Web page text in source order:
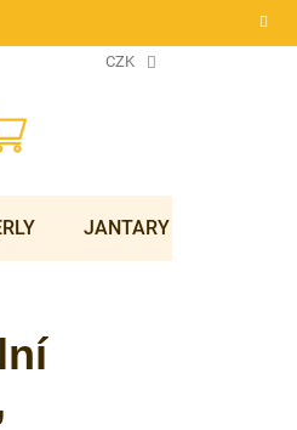
CZK
NÁKUPNÍ
KOŠÍK
JANTARY